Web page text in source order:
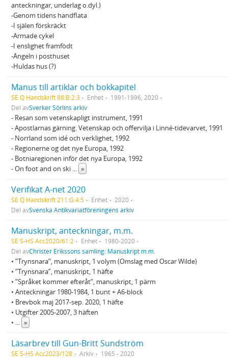
anteckningar, underlag o.dyl.)
-Genom tidens handflata
-I själen förskräckt
-Armade cykel
-I enslighet framfödt
-Ängeln i posthuset
-Huldas hus (?)
Manus till artiklar och bokkapitel
SE Q Handskrift 88:B:2:3 Enhet
1991-1996, 2020
Del avSverker Sörlins arkiv
- Resan som vetenskapligt instrument, 1991
- Apostlarnas gärning. Vetenskap och offervilja i Linné-tidevarvet, 1991
- Norrland som idé och verklighet, 1992
- Regionerne og det nye Europa, 1992
- Botniaregionen inför det nya Europa, 1992
- On foot and on ski ... »
Verifikat A-net 2020
SE Q Handskrift 211:G:4:5 Enhet
2020
Del avSvenska Antikvariatföreningens arkiv
Manuskript, anteckningar, m.m.
SE S-HS Acc2020/61:2 Enhet
1980-2020
Del avChrister Erikssons samling: Manuskript m.m.
• ”Trynsnara”, manuskript, 1 volym (Omslag med Oscar Wilde)
• ”Trynsnara”, manuskript, 1 häfte
• ”Språket kommer efteråt”, manuskript, 1 pärm
• Anteckningar 1980-1984, 1 bunt + A6-block
• Brevbok maj 2017-sep. 2020, 1 häfte
• Utgifter 2005-2007, 3 häften
• ... »
Läsarbrev till Gun-Britt Sundström
SE S-HS Acc2023/128 Arkiv 1965 - 2020